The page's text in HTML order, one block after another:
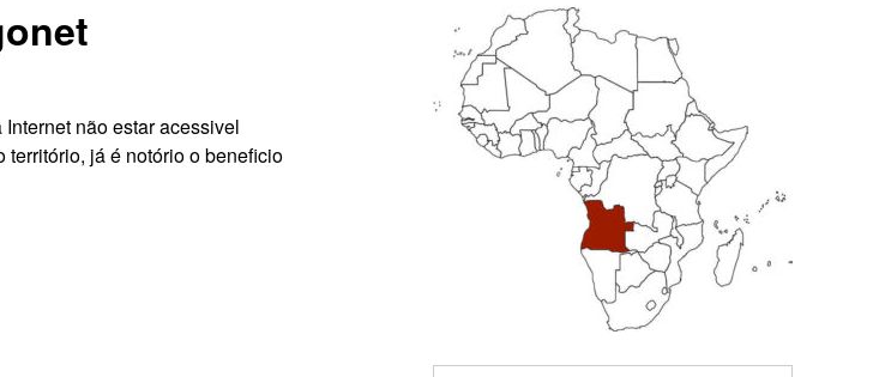
não estar acessivel
já é notório o beneficio
Primary
Sidebar